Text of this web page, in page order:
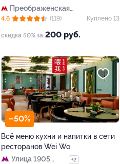
Преображенская
площадь
скидка 50% за 200 руб.
4.6 (119) Куплено 13
–50%
Всё меню кухни и напитки в сети
ресторанов Wei Wo
Улица 1905
+2